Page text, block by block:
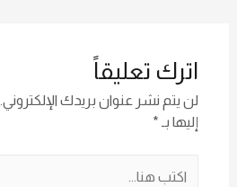
اترك تعليقاً
لن يتم نشر عنوان بريدك الإلكتروني.
إليها بـ *